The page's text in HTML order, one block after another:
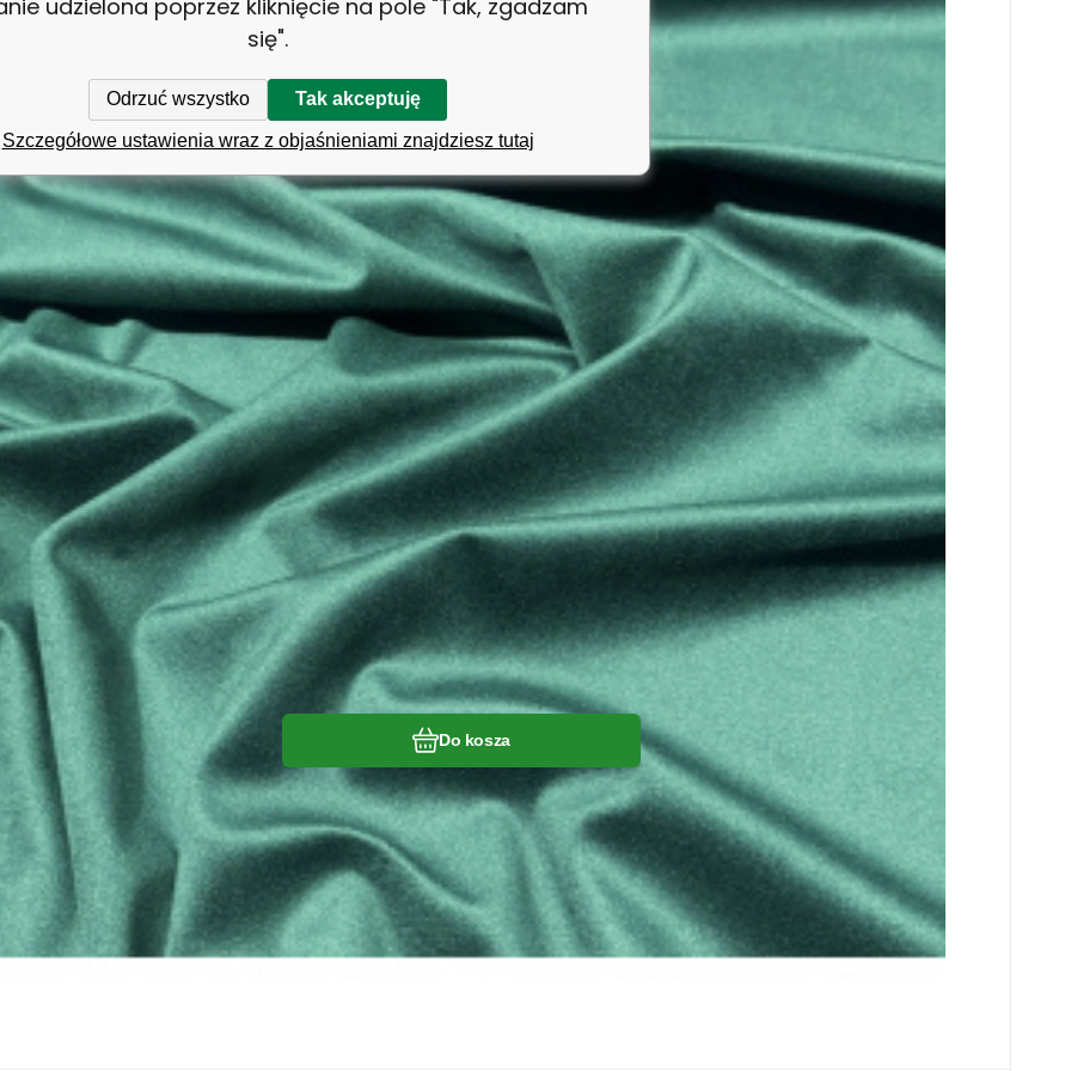
Do kosza
mebli, poduszek i wielu innych zastosowań. Wybierz spośród różnych kolorów i wzorów. Zamów już teraz i
udzielona poprzez kliknięcie na pole "Tak, zgadzam
się".
Odrzuć wszystko Tak akceptuję
Szczegółowe ustawienia wraz z objaśnieniami znajdziesz tutaj